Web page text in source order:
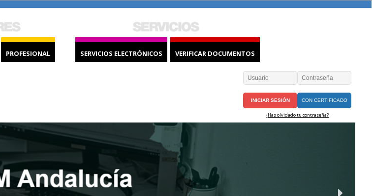
PROFESIONAL SERVICIOS ELECTRÓNICOS VERIFICAR DOCUMENTOS
CON CERTIFICADO
¿Has olvidado tu contraseña?